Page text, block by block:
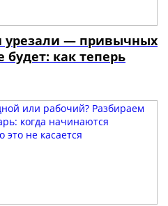
урезали — привычных
как теперь